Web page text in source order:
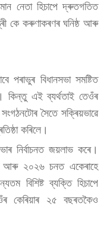
নেতা হিচাপে দ্ৰুতগতিত
কে কৰুণাকৰণৰ ঘনিষ্ঠ আৰু
পৰাভুৰ বিধানসভা সমষ্টিত
কিন্তু এই ব্যৰ্থতাই তেওঁৰ
সৈতে সক্ৰিয়ভাৱে
কৰিলে।
নিৰ্বাচনত জয়লাভ কৰে।
২০২৬ চনত একেৰাহে
বিশিষ্ট ব্যক্তি হিচাপে
কেৰিয়াৰ ২৫ বছৰতকৈও